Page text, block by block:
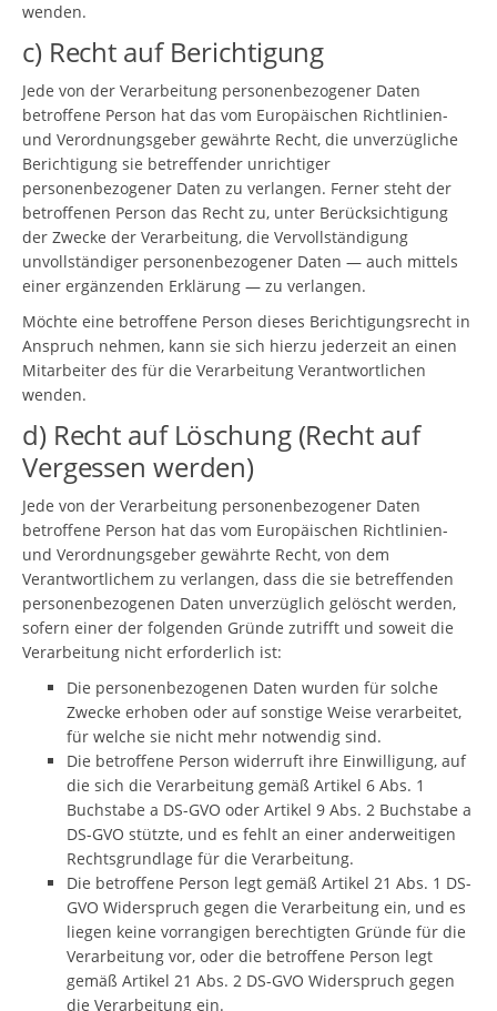
wenden.
c) Recht auf Berichtigung
Jede von der Verarbeitung personenbezogener Daten
betroffene Person hat das vom Europäischen Richtlinien-
und Verordnungsgeber gewährte Recht, die unverzügliche
Berichtigung sie betreffender unrichtiger
personenbezogener Daten zu verlangen. Ferner steht der
betroffenen Person das Recht zu, unter Berücksichtigung
der Zwecke der Verarbeitung, die Vervollständigung
unvollständiger personenbezogener Daten — auch mittels
einer ergänzenden Erklärung — zu verlangen.
Möchte eine betroffene Person dieses Berichtigungsrecht in
Anspruch nehmen, kann sie sich hierzu jederzeit an einen
Mitarbeiter des für die Verarbeitung Verantwortlichen
wenden.
d) Recht auf Löschung (Recht auf
Vergessen werden)
Jede von der Verarbeitung personenbezogener Daten
betroffene Person hat das vom Europäischen Richtlinien-
und Verordnungsgeber gewährte Recht, von dem
Verantwortlichem zu verlangen, dass die sie betreffenden
personenbezogenen Daten unverzüglich gelöscht werden,
sofern einer der folgenden Gründe zutrifft und soweit die
Verarbeitung nicht erforderlich ist:
Die personenbezogenen Daten wurden für solche
Zwecke erhoben oder auf sonstige Weise verarbeitet,
für welche sie nicht mehr notwendig sind.
Die betroffene Person widerruft ihre Einwilligung, auf
die sich die Verarbeitung gemäß Artikel 6 Abs. 1
Buchstabe a DS-GVO oder Artikel 9 Abs. 2 Buchstabe a
DS-GVO stützte, und es fehlt an einer anderweitigen
Rechtsgrundlage für die Verarbeitung.
Die betroffene Person legt gemäß Artikel 21 Abs. 1 DS-
GVO Widerspruch gegen die Verarbeitung ein, und es
liegen keine vorrangigen berechtigten Gründe für die
Verarbeitung vor, oder die betroffene Person legt
gemäß Artikel 21 Abs. 2 DS-GVO Widerspruch gegen
die Verarbeitung ein.